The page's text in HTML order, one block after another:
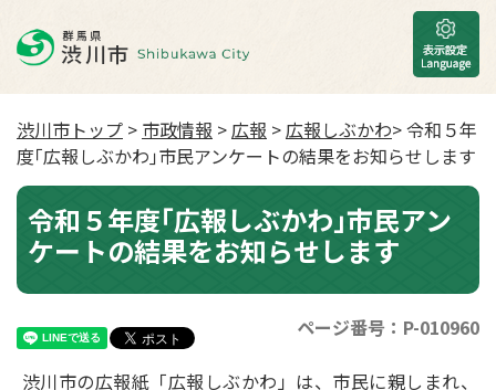
渋川市トップ > 市政情報 >広報 >広報しぶかわ> 令和５年
度｢広報しぶかわ｣市民アンケートの結果をお知らせします
令和５年度｢広報しぶかわ｣市民アン
ケートの結果をお知らせします
ページ番号：P-010960
渋川市の広報紙「広報しぶかわ」は、市民に親しまれ、